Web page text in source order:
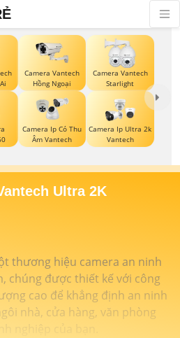
Camera Vantech
Hồng Ngoại
Camera Vantech
Starlight
Camera Ip Có Thu
Âm Vantech
Camera Ip Ultra 2k
Vantech
Ultra 2K
thương hiệu camera an ninh
chúng được thiết kế với công
cao để khẳng định an ninh
nhà, cửa hàng, văn phòng
nghiệp của bạn.